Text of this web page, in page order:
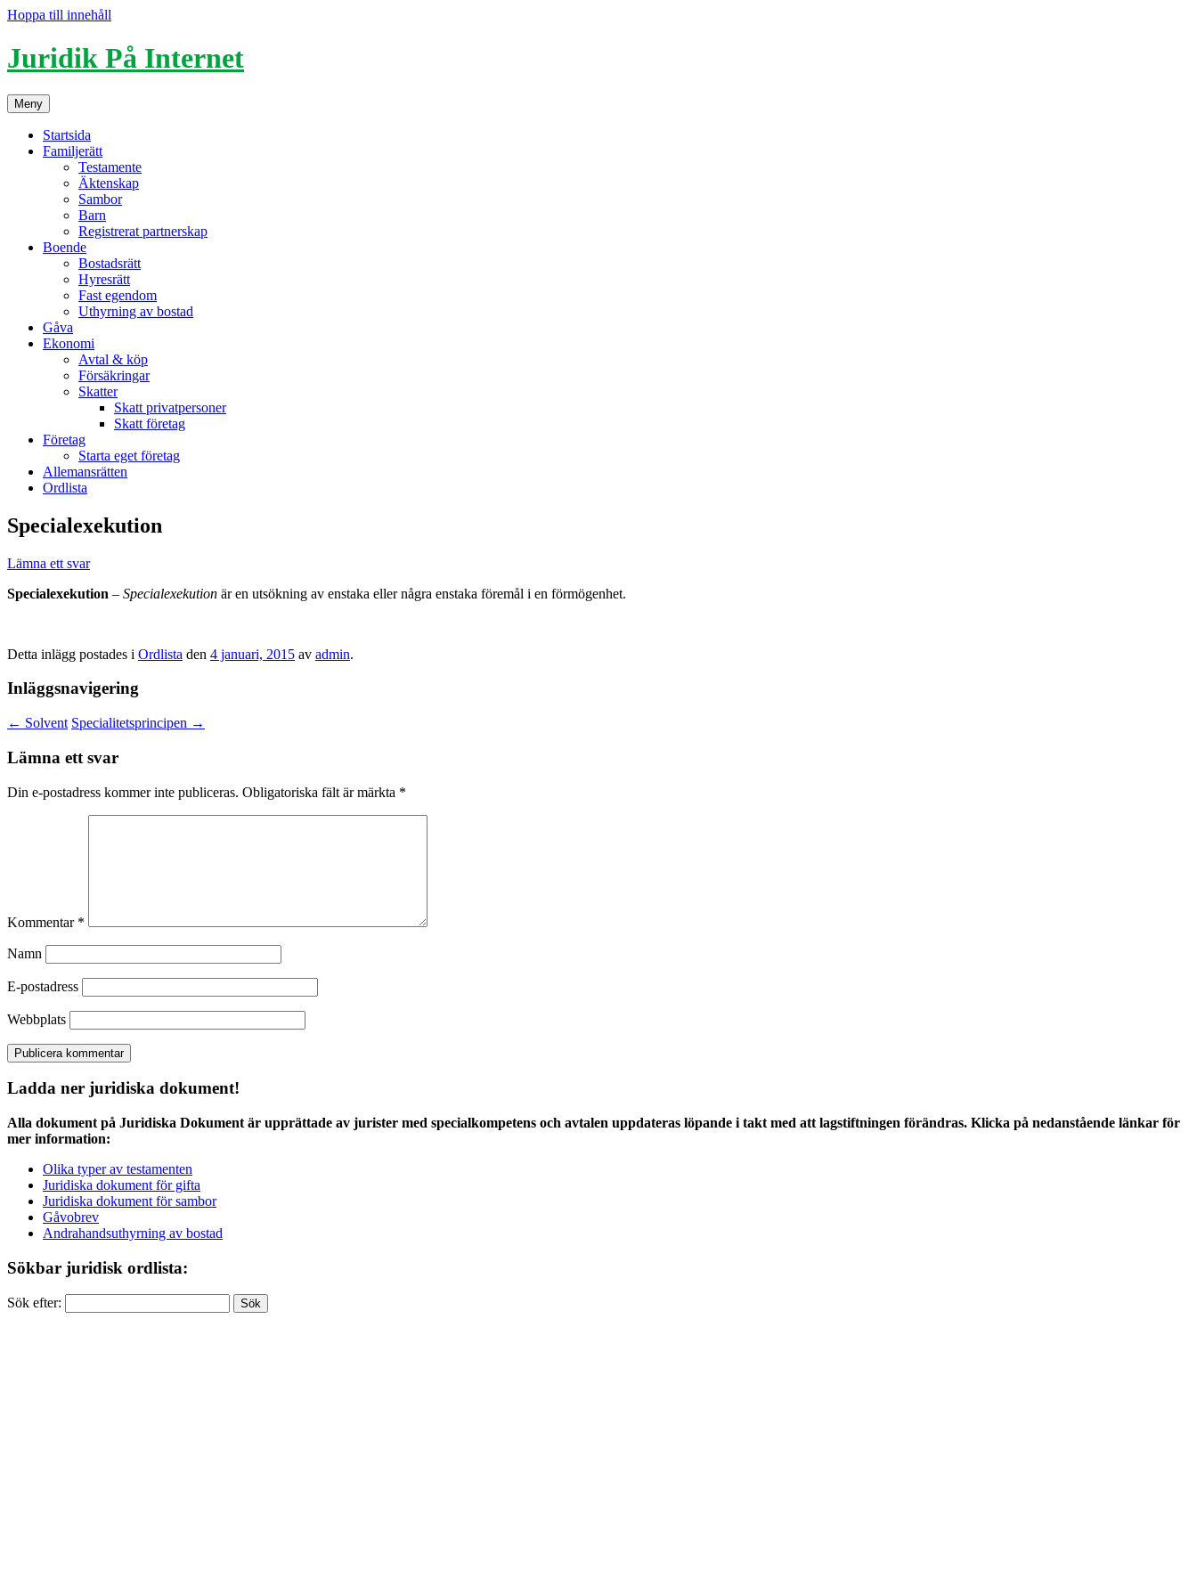
Hoppa till innehåll
Juridik På Internet
Meny
Startsida
Familjerätt
Testamente
Äktenskap
Sambor
Barn
Registrerat partnerskap
Boende
Bostadsrätt
Hyresrätt
Fast egendom
Uthyrning av bostad
Gåva
Ekonomi
Avtal & köp
Försäkringar
Skatter
Skatt privatpersoner
Skatt företag
Företag
Starta eget företag
Allemansrätten
Ordlista
Specialexekution
Lämna ett svar
Specialexekution – Specialexekution är en utsökning av enstaka eller några enstaka föremål i en förmögenhet.
Detta inlägg postades i Ordlista den 4 januari, 2015 av admin.
Inläggsnavigering
← Solvent Specialitetsprincipen →
Lämna ett svar
Din e-postadress kommer inte publiceras. Obligatoriska fält är märkta *
Kommentar *
Namn
E-postadress
Webbplats
Ladda ner juridiska dokument!
Alla dokument på Juridiska Dokument är upprättade av jurister med specialkompetens och avtalen uppdateras löpande i takt med att lagstiftningen förändras. Klicka på nedanstående länkar för
mer information:
Olika typer av testamenten
Juridiska dokument för gifta
Juridiska dokument för sambor
Gåvobrev
Andrahandsuthyrning av bostad
Sökbar juridisk ordlista:
Sök efter: